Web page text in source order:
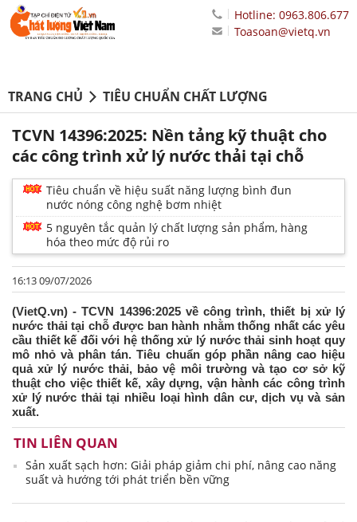
Hotline: 0963.806.677
Toasoan@vietq.vn
TRANG CHỦ TIÊU CHUẨN CHẤT LƯỢNG
TCVN 14396:2025: Nền tảng kỹ thuật cho
các công trình xử lý nước thải tại chỗ
Tiêu chuẩn về hiệu suất năng lượng bình đun
nước nóng công nghệ bơm nhiệt
5 nguyên tắc quản lý chất lượng sản phẩm, hàng
hóa theo mức độ rủi ro
16:13 09/07/2026
(VietQ.vn) - TCVN 14396:2025 về công trình, thiết bị xử lý
nước thải tại chỗ được ban hành nhằm thống nhất các yêu
cầu thiết kế đối với hệ thống xử lý nước thải sinh hoạt quy
mô nhỏ và phân tán. Tiêu chuẩn góp phần nâng cao hiệu
quả xử lý nước thải, bảo vệ môi trường và tạo cơ sở kỹ
thuật cho việc thiết kế, xây dựng, vận hành các công trình
xử lý nước thải tại nhiều loại hình dân cư, dịch vụ và sản
xuất.
TIN LIÊN QUAN
Sản xuất sạch hơn: Giải pháp giảm chi phí, nâng cao năng
suất và hướng tới phát triển bền vững